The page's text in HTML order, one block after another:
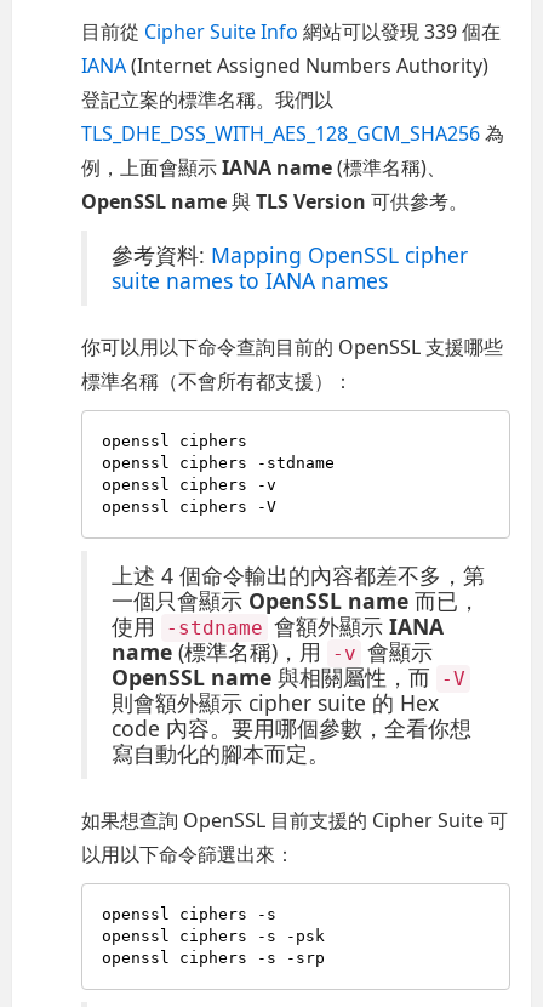
目前從 Cipher Suite Info 網站可以發現 339 個在
IANA(Internet Assigned Numbers Authority)
登記立案的標準名稱。我們以
TLS_DHE_DSS_WITH_AES_128_GCM_SHA256為
例，上面會顯示IANA name(標準名稱)、
OpenSSL name與TLS Version 可供參考。
參考資料: Mapping OpenSSL cipher
suite names to IANA names
你可以用以下命令查詢目前的 OpenSSL 支援哪些
標準名稱（不會所有都支援）：
openssl ciphers
openssl ciphers -stdname
openssl ciphers -v
上述 4 個命令輸出的內容都差不多，第
一個只會顯示 OpenSSL name 而已，
使用
-stdname 會額外顯示IANA
name (標準名稱)，用 -v 會顯示
OpenSSL name 與相關屬性，而 -V
則會額外顯示 cipher suite 的 Hex
code 內容。要用哪個參數，全看你想
寫自動化的腳本而定。
如果想查詢 OpenSSL 目前支援的 Cipher Suite 可
以用以下命令篩選出來：
openssl ciphers -s
openssl ciphers -s -psk